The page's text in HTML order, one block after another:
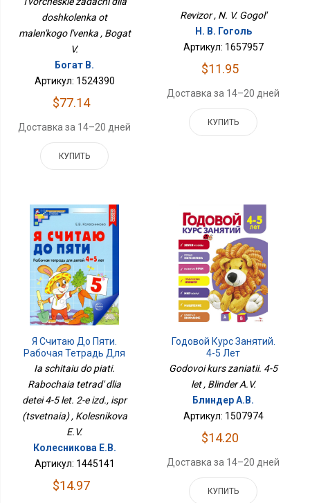
doshkolenka ot
malen'kogo l'venka , Bogat
V.
Богат В.
Артикул: 1524390
$77.14
Доставка за 14–20 дней
КУПИТЬ
Revizor , N. V. Gogol'
Н. В. Гоголь
Артикул: 1657957
$11.95
Доставка за 14–20 дней
КУПИТЬ
Я Считаю До Пяти.
Рабочая Тетрадь Для
Детей 4-5 Лет. 2-Е Изд.,
Испр (цветная)
Ia schitaiu do piati.
Rabochaia tetrad' dlia
detei 4-5 let. 2-e izd., ispr
(tsvetnaia) , Kolesnikova
E.V.
Колесникова Е.В.
Артикул: 1445141
$14.97
Годовой Курс Занятий.
4-5 Лет
Godovoi kurs zaniatii. 4-5
let , Blinder A.V.
Блиндер А.В.
Артикул: 1507974
$14.20
Доставка за 14–20 дней
КУПИТЬ